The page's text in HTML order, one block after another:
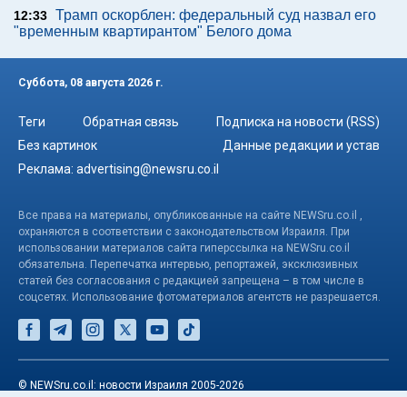
12:33 Трамп оскорблен: федеральный суд назвал его
"временным квартирантом" Белого дома
Суббота, 08 августа 2026 г.
Теги Обратная связь
Подписка на новости (RSS)
Без картинок
Данные редакции и устав
Реклама: advertising@newsru.co.il
Все права на материалы, опубликованные на сайте NEWSru.co.il ,
охраняются в соответствии с законодательством Израиля. При
использовании материалов сайта гиперссылка на NEWSru.co.il
обязательна. Перепечатка интервью, репортажей, эксклюзивных
статей без согласования с редакцией запрещена – в том числе в
соцсетях. Использование фотоматериалов агентств не разрешается.
© NEWSru.co.il: новости Израиля 2005-2026